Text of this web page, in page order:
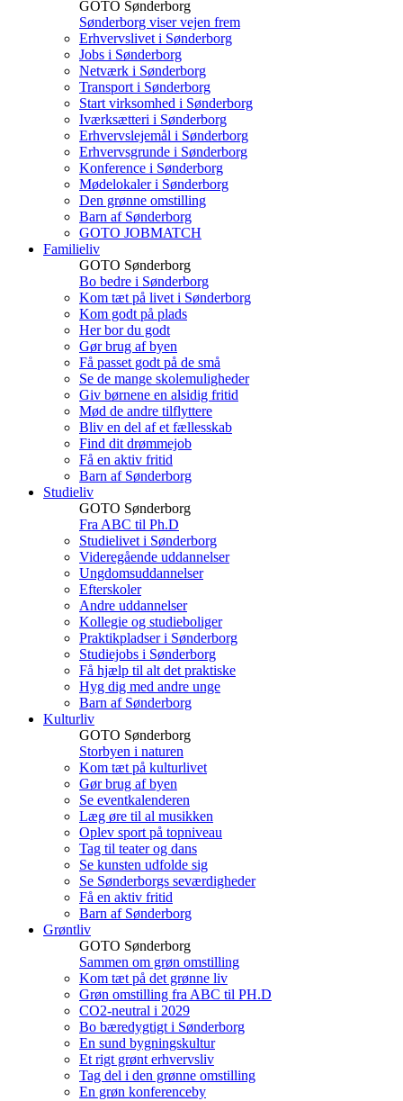
GOTO Sønderborg
Sønderborg viser vejen frem
Erhvervslivet i Sønderborg
Jobs i Sønderborg
Netværk i Sønderborg
Transport i Sønderborg
Start virksomhed i Sønderborg
Iværksætteri i Sønderborg
Erhvervslejemål i Sønderborg
Erhvervsgrunde i Sønderborg
Konference i Sønderborg
Mødelokaler i Sønderborg
Den grønne omstilling
Barn af Sønderborg
GOTO JOBMATCH
Familieliv
GOTO Sønderborg
Bo bedre i Sønderborg
Kom tæt på livet i Sønderborg
Kom godt på plads
Her bor du godt
Gør brug af byen
Få passet godt på de små
Se de mange skolemuligheder
Giv børnene en alsidig fritid
Mød de andre tilflyttere
Bliv en del af et fællesskab
Find dit drømmejob
Få en aktiv fritid
Barn af Sønderborg
Studieliv
GOTO Sønderborg
Fra ABC til Ph.D
Studielivet i Sønderborg
Videregående uddannelser
Ungdomsuddannelser
Efterskoler
Andre uddannelser
Kollegie og studieboliger
Praktikpladser i Sønderborg
Studiejobs i Sønderborg
Få hjælp til alt det praktiske
Hyg dig med andre unge
Barn af Sønderborg
Kulturliv
GOTO Sønderborg
Storbyen i naturen
Kom tæt på kulturlivet
Gør brug af byen
Se eventkalenderen
Læg øre til al musikken
Oplev sport på topniveau
Tag til teater og dans
Se kunsten udfolde sig
Se Sønderborgs seværdigheder
Få en aktiv fritid
Barn af Sønderborg
Grøntliv
GOTO Sønderborg
Sammen om grøn omstilling
Kom tæt på det grønne liv
Grøn omstilling fra ABC til PH.D
CO2-neutral i 2029
Bo bæredygtigt i Sønderborg
En sund bygningskultur
Et rigt grønt erhvervsliv
Tag del i den grønne omstilling
En grøn konferenceby